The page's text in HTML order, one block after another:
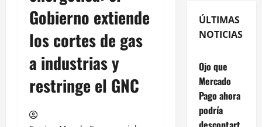
Gobierno extiende
los cortes de gas
a industrias y
restringe el GNC
ÚLTIMAS
NOTICIAS
Ojo que
Mercado
Pago ahora
podría